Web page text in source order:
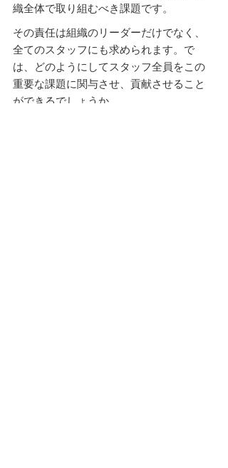
織全体で取り組むべき課題です。
その責任は組織のリーダーだけでなく、
全てのスタッフにも求められます。で
は、どのようにしてスタッフ全員をこの
重要な課題に関与させ、貢献させること
ができるでしょうか